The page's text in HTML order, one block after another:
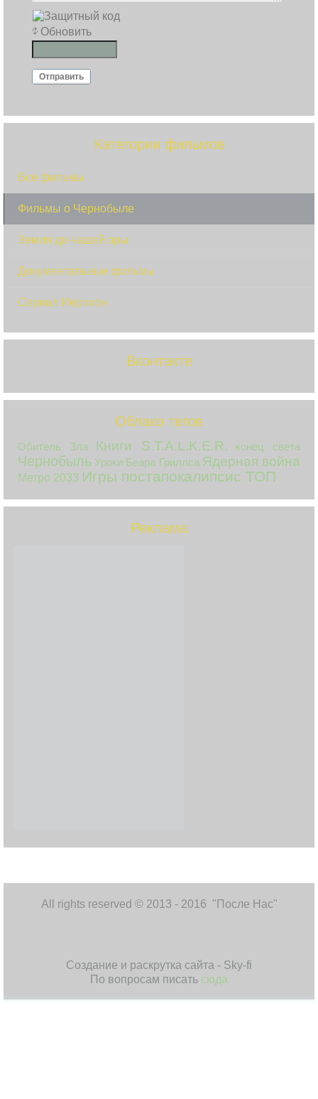
Обновить
Отправить
Категории фильмов
Все фильмы
Фильмы о Чернобыле
Земля до нашей эры
Документальные фильмы
Сериал Иерихон
Вконтакте
Облако тегов
Обитель Зла Книги S.T.A.L.K.E.R. конец света
Чернобыль Уроки Беара Гриллса Ядерная война
Метро 2033 Игры постапокалипсис ТОП
Реклама
All rights reserved © 2013 - 2016 "После Нас"
Создание и раскрутка сайта - Sky-fi
По вопросам писать сюда